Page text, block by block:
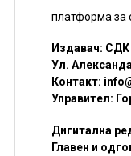
платформа за
Издавач:
Ул.
Контакт:
Управител:
Дигитална
Главен и